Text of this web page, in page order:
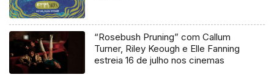
“Rosebush Pruning” com Callum
Turner, Riley Keough e Elle Fanning
estreia 16 de julho nos cinemas